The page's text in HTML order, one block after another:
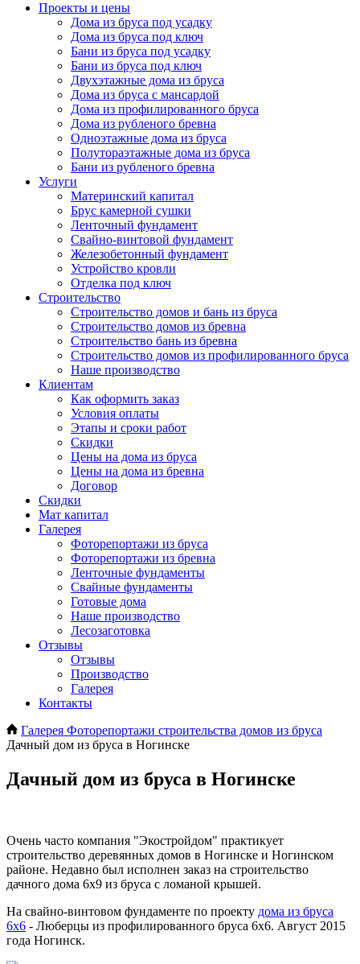
Проекты и цены
Дома из бруса под усадку
Дома из бруса под ключ
Бани из бруса под усадку
Бани из бруса под ключ
Двухэтажные дома из бруса
Дома из бруса с мансардой
Дома из профилированного бруса
Дома из рубленого бревна
Одноэтажные дома из бруса
Полутораэтажные дома из бруса
Бани из рубленого бревна
Услуги
Материнский капитал
Брус камерной сушки
Ленточный фундамент
Свайно-винтовой фундамент
Железобетонный фундамент
Устройство кровли
Отделка под ключ
Строительство
Строительство домов и бань из бруса
Строительство домов из бревна
Строительство бань из бревна
Строительство домов из профилированного бруса
Наше производство
Клиентам
Как оформить заказ
Условия оплаты
Этапы и сроки работ
Скидки
Цены на дома из бруса
Цены на дома из бревна
Договор
Скидки
Мат капитал
Галерея
Фоторепортажи из бруса
Фоторепортажи из бревна
Ленточные фундаменты
Свайные фундаменты
Готовые дома
Наше производство
Лесозаготовка
Отзывы
Отзывы
Производство
Галерея
Контакты
Галерея Фоторепортажи строительства домов из бруса
Дачный дом из бруса в Ногинске
Дачный дом из бруса в Ногинске
Очень часто компания "Экостройдом" практикует
строительство деревянных домов в Ногинске и Ногинском
районе. Недавно был исполнен заказ на строительство
дачного дома 6х9 из бруса с ломаной крышей.
На свайно-винтовом фундаменте по проекту дома из бруса
6х6 - Люберцы из профилированного бруса 6х6. Август 2015
года Ногинск.